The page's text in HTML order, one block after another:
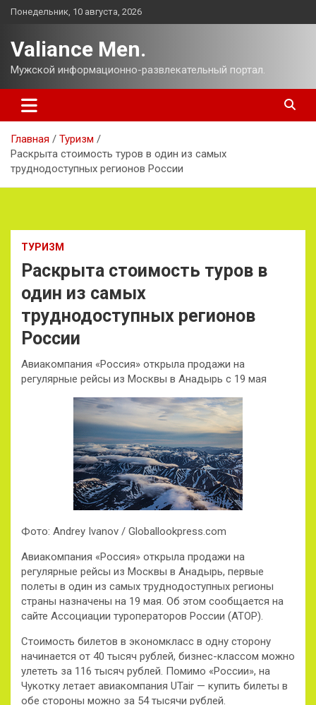
Перейти
Понедельник, 10 августа, 2026
Valiance Men.
Мужской информационно-развлекательный портал.
Главная
Туризм
Раскрыта стоимость туров в один из самых
труднодоступных регионов России
ТУРИЗМ
Раскрыта стоимость туров в
один из самых
труднодоступных регионов
России
Авиакомпания «Россия» открыла продажи на
регулярные рейсы из Москвы в Анадырь с 19 мая
Фото: Andrey Ivanov / Globallookpress.com
Авиакомпания «Россия» открыла продажи на
регулярные рейсы из Москвы в Анадырь, первые
полеты в один из самых труднодоступных регионы
страны назначены на 19 мая. Об этом сообщается на
сайте Ассоциации туроператоров России (АТОР).
Стоимость билетов в экономкласс в одну сторону
начинается от 40 тысяч рублей, бизнес-классом можно
улететь за 116 тысяч рублей. Помимо «России», на
Чукотку летает авиакомпания UTair — купить билеты в
обе стороны можно за 54 тысячи рублей.